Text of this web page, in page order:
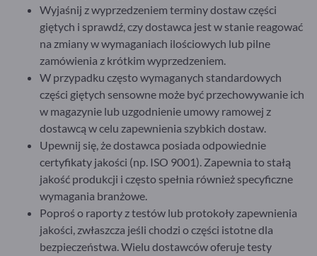
Wyjaśnij z wyprzedzeniem terminy dostaw części
giętych i sprawdź, czy dostawca jest w stanie reagować
na zmiany w wymaganiach ilościowych lub pilne
zamówienia z krótkim wyprzedzeniem.
W przypadku często wymaganych standardowych
części giętych sensowne może być przechowywanie ich
w magazynie lub uzgodnienie umowy ramowej z
dostawcą w celu zapewnienia szybkich dostaw.
Upewnij się, że dostawca posiada odpowiednie
certyfikaty jakości (np. ISO 9001). Zapewnia to stałą
jakość produkcji i często spełnia również specyficzne
wymagania branżowe.
Poproś o raporty z testów lub protokoły zapewnienia
jakości, zwłaszcza jeśli chodzi o części istotne dla
bezpieczeństwa. Wielu dostawców oferuje testy